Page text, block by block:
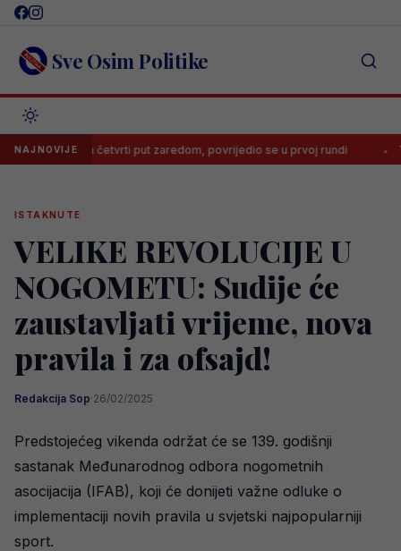
Skip
content Sve Osim Politike
NAJNOVIJE
četvrti put zaredom, povrijedio se u prvoj rundi Trener nije
ISTAKNUTE
VELIKE REVOLUCIJE U
NOGOMETU: Sudije će
zaustavljati vrijeme, nova
pravila i za ofsajd!
Redakcija Sop·26/02/2025
Predstojećeg vikenda održat će se 139. godišnji
sastanak Međunarodnog odbora nogometnih
asocijacija (IFAB), koji će donijeti važne odluke o
implementaciji novih pravila u svjetski najpopularniji
sport.